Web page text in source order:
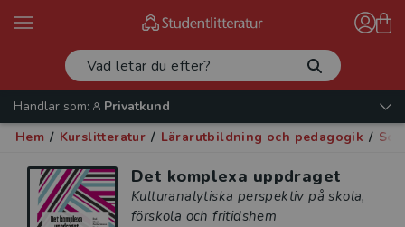
Handlar som:
Privatkund
Hem / Kurslitteratur / Lärarutbildning och pedagogik /
Det komplexa uppdraget
Kulturanalytiska perspektiv på skola,
förskola och fritidshem